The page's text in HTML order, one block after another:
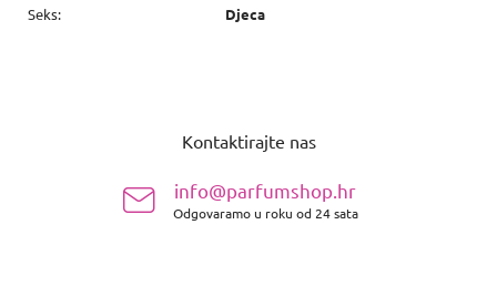
Seks: Djeca
Kontaktirajte nas
info@parfumshop.hr
Odgovaramo u roku od 24 sata